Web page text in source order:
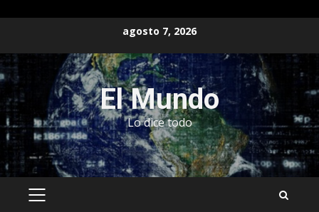
contenido
agosto 7, 2026
El Mundo
Lo dice todo
MENÚ